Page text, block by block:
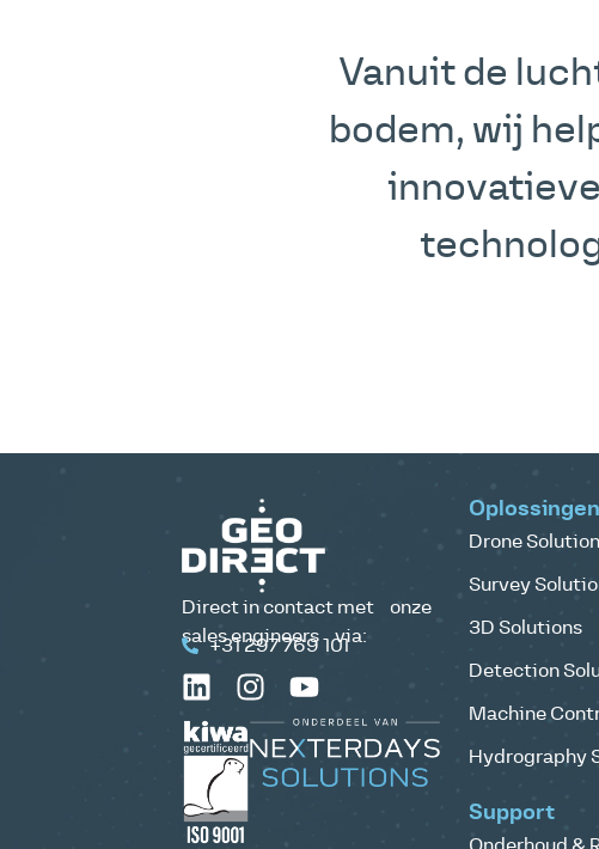
Vanuit de
bodem, wij
Direct in contact met onze
sales engineers via:
+31 297 769 101
Oplossingen
Drone
Survey
3D Solutions
Detection
Machine
Hydrography
Support
Onderhoud &